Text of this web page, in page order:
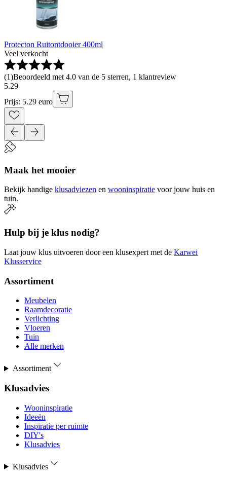
Protecton Ruitontdooier 400ml
Veel verkocht
(1)Beoordeeld met 4.0 van de 5 sterren, 1 klantreview
5.29
Prijs: 5.29 euro
Maak het mooier
Bekijk handige klusadviezen en wooninspiratie voor jouw huis en
tuin.
Hulp bij je klus nodig?
Laat jouw klus uitvoeren door een klusexpert met de Karwei
Klusservice
Assortiment
Meubelen
Raamdecoratie
Verlichting
Vloeren
Tuin
Alle merken
Assortiment
Klusadvies
Wooninspiratie
Ideeën
Inspiratie per ruimte
DIY's
Klusadvies
Klusadvies